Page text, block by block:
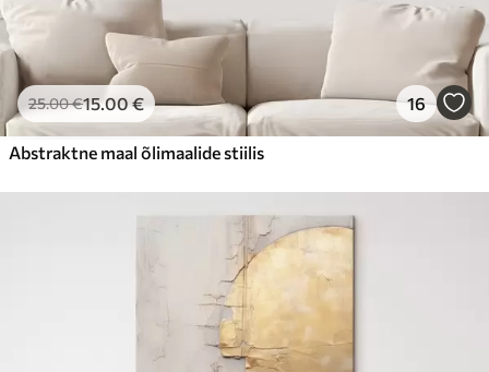
25.00€15.00€ 16
Abstraktne maal õlimaalide stiilis